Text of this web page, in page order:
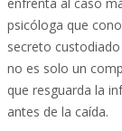
psicóloga que
secreto
no es solo un
que resguarda la
antes de la caída.